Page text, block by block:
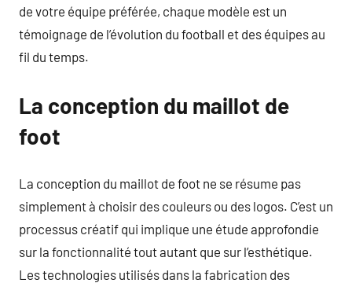
de votre équipe préférée, chaque modèle est un
témoignage de l’évolution du football et des équipes au
fil du temps.
La conception du maillot de
foot
La conception du maillot de foot ne se résume pas
simplement à choisir des couleurs ou des logos. C’est un
processus créatif qui implique une étude approfondie
sur la fonctionnalité tout autant que sur l’esthétique.
Les technologies utilisés dans la fabrication des